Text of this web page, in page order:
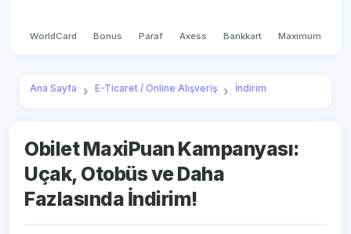
WorldCard Bonus Paraf Axess Bankkart Maximum
Ana Sayfa E-Ticaret / Online Alışveriş İndirim
Obilet MaxiPuan Kampanyası:
Uçak, Otobüs ve Daha
Fazlasında İndirim!